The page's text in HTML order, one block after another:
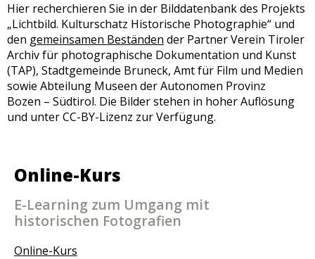
Hier recherchieren Sie in der Bilddatenbank des Projekts
„Lichtbild. Kulturschatz Historische Photographie“ und
den gemeinsamen Beständen der Partner Verein Tiroler
Archiv für photographische Dokumentation und Kunst
(TAP), Stadtgemeinde Bruneck, Amt für Film und Medien
sowie Abteilung Museen der Autonomen Provinz
Bozen – Südtirol. Die Bilder stehen in hoher Auflösung
und unter CC-BY-Lizenz zur Verfügung.
Online-Kurs
E-Learning zum Umgang mit
historischen Fotografien
Online-Kurs